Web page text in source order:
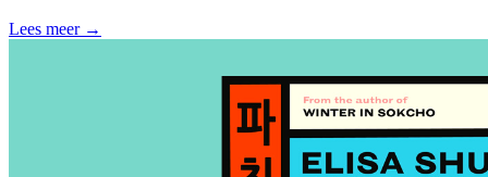
Lees meer →